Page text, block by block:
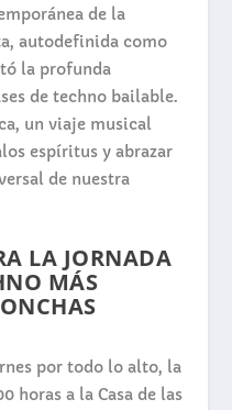
de la
autodefinida como
la profunda
de techno bailable.
un viaje musical
espíritus y abrazar
de nuestra
LA JORNADA
MÁS
por todo lo alto, la
horas a la Casa de las